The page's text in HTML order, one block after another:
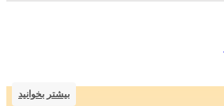
بیشتر بخوانید